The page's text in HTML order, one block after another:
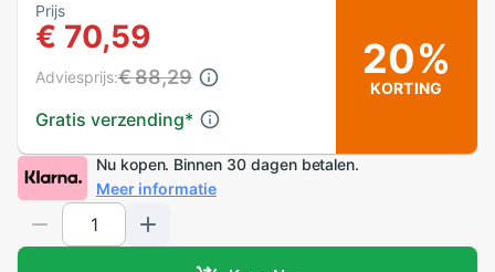
Prijs
€ 70,59
Gratis verzending*
Adviesprijs:€ 88,29 20%
KORTING
Nu kopen. Binnen 30 dagen betalen.
Meer informatie